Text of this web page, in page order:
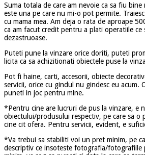
Suma totala de care am nevoie ca sa fiu
este una pe care nu mi-o pot permite.
cu mama mea. Am deja o rata de aproape
ca am facut credit pentru a plati operatiile ce
dezastruoase.
Puteti pune la vinzare orice doriti, puteti
licita ca sa achizitionati obiectele puse la
Pot fi haine, carti, accesorii, obiecte
servicii, orice cu gindul nu gindesc eu acum.
puneti in joc pentru mine.
*Pentru cine are lucruri de pus la vinzare, e
obiectului/produsului respectiv, pe care sa o
cine cit ofera. Pentru servicii, evident, e
*Va trebui sa stabiliti voi un pret minim, pe
descriptiv ce insoteste fotografia/fotografiile